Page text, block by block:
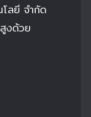
โลยี จำกัด
งด้วย